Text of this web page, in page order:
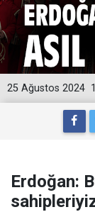
25 Ağustos 2024
Erdoğan: